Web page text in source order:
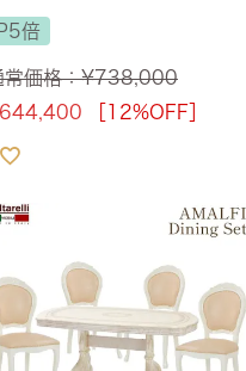
大理石 WALNUT バ
フライ・PVC ブラウン 【送
無料】
倍
常価格：¥738,000
644,400 ［12%OFF］